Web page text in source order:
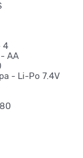
4
- АА
- Li-Po 7.4V